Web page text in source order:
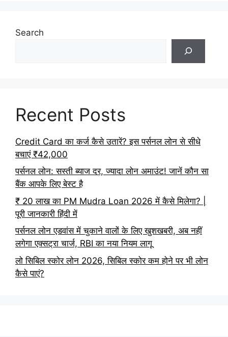
Search
Recent Posts
Credit Card का कर्ज कैसे उतारें? इस पर्सनल लोन से सीधे
बचाएं ₹42,000
पर्सनल लोन: सस्ती ब्याज दर, ज्यादा लोन अमाउंट! जानें कौन सा
बैंक आपके लिए बेस्ट है
₹ 20 लाख का PM Mudra Loan 2026 में कैसे मिलेगा? |
पूरी जानकारी हिंदी में
पर्सनल लोन एडवांस में चुकाने वालों के लिए खुशखबरी, अब नहीं
लगेगा एक्सट्रा चार्ज, RBI का नया नियम लागू
लो सिबिल स्कोर लोन 2026, सिबिल स्कोर कम होने पर भी लोन
कैसे पाएं?